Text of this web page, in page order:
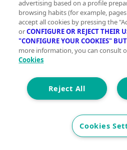
advertising based on a profile
browsing habits (for example,
accept all cookies by pressing the
orCONFIGURE OR REJECT THEIR
"CONFIGURE YOUR COOKIES"
more information, you can consult
Cookies
Reject All
Cookies